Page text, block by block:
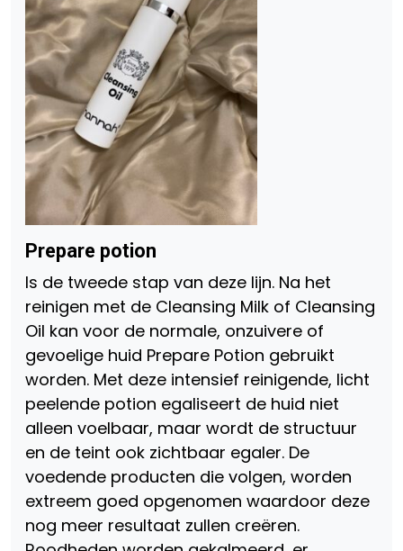
Prepare potion
Is de tweede stap van deze lijn. Na het
reinigen met de Cleansing Milk of Cleansing
Oil kan voor de normale, onzuivere of
gevoelige huid Prepare Potion gebruikt
worden. Met deze intensief reinigende, licht
peelende potion egaliseert de huid niet
alleen voelbaar, maar wordt de structuur
en de teint ook zichtbaar egaler. De
voedende producten die volgen, worden
extreem goed opgenomen waardoor deze
nog meer resultaat zullen creëren.